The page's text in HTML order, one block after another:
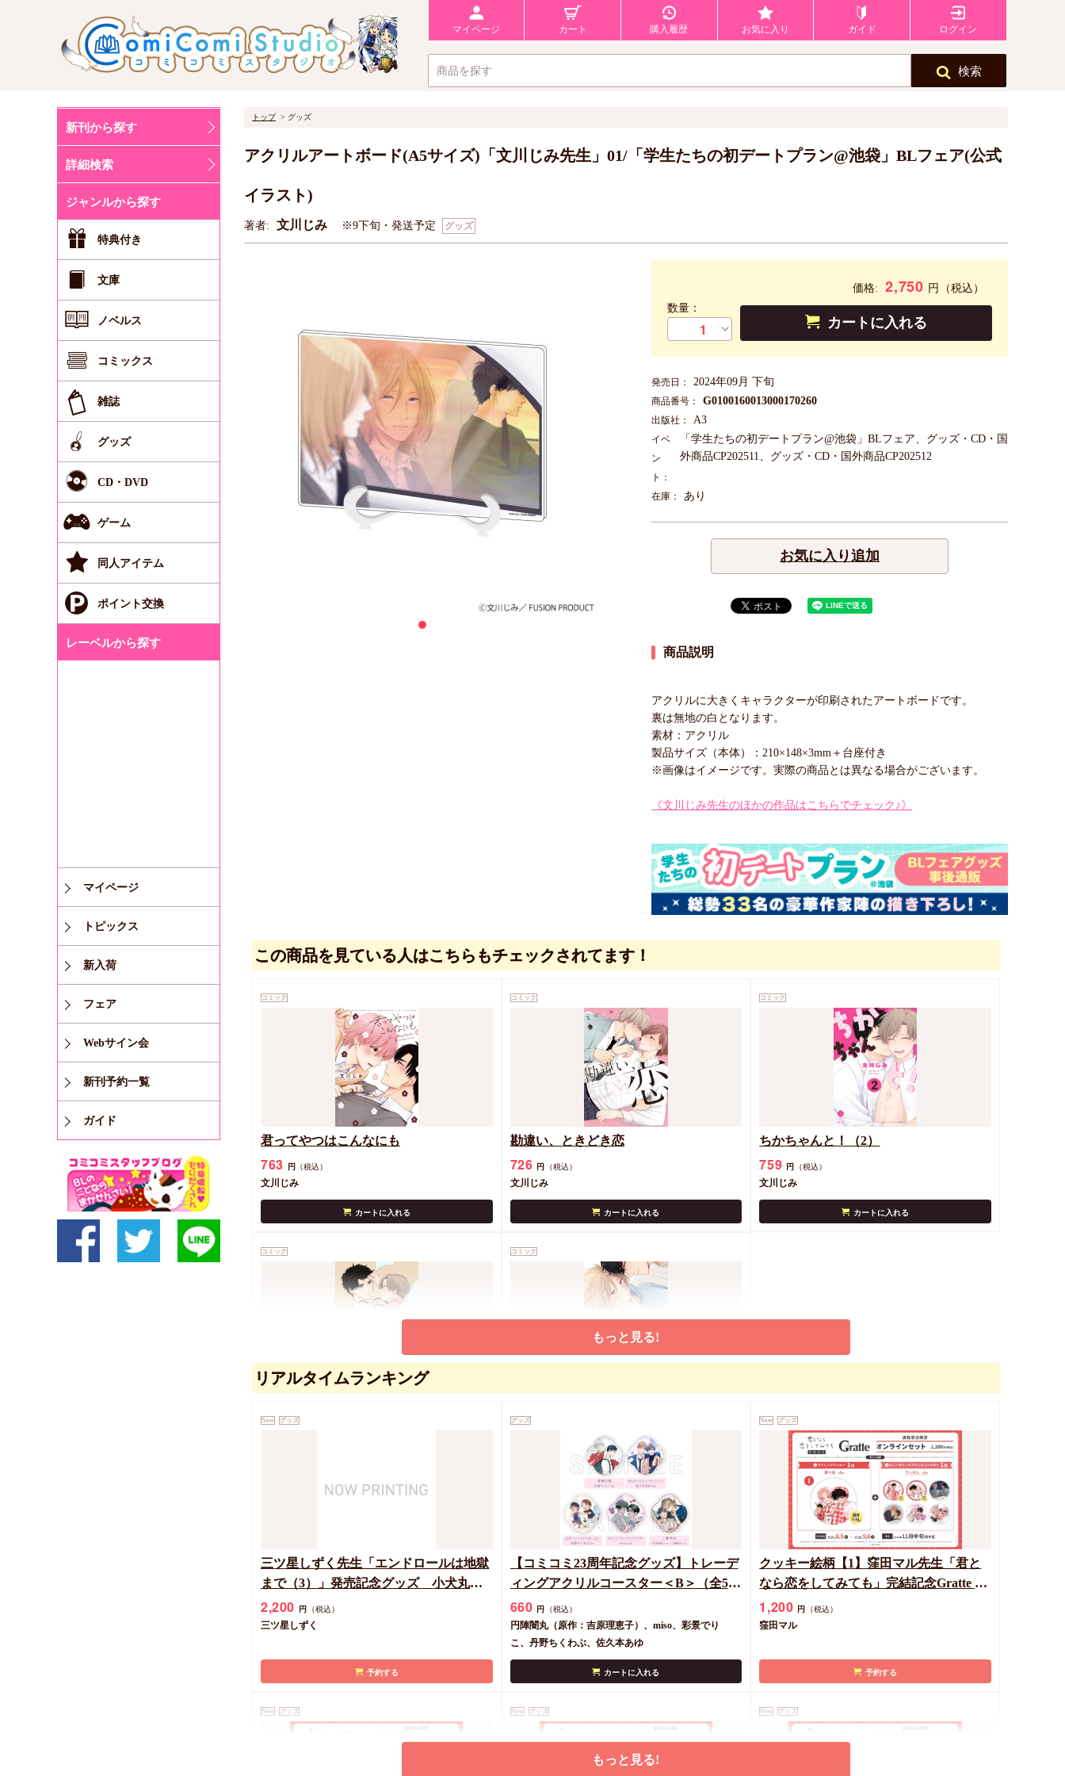
マイページ カート 購入履歴 お気に入り ガイド ログイン
検索
新刊から探す
詳細検索
ジャンルから探す
特典付き
文庫
ノベルス
コミックス
雑誌
グッズ
CD・DVD
ゲーム
同人アイテム
ポイント交換
レーベルから探す
マイページ
トピックス
新入荷
フェア
Webサイン会
新刊予約一覧
ガイド
トップ グッズ
アクリルアートボード(A5サイズ)「文川じみ先生」01/「学生たちの初デートプラン@池袋」BLフェア(公式
イラスト)
著者: 文川じみ ※9下旬・発送予定 グッズ
価格: 2,750 円
（税込）
数量：
カートに入れる
発売日： 2024年09月 下旬
商品番号： G0100160013000170260
出版社： A3
イベ
ン
ト：
「学生たちの初デートプラン@池袋」BLフェア、グッズ・CD・国
外商品CP202511、グッズ・CD・国外商品CP202512
在庫： あり
お気に入り追加
商品説明
アクリルに大きくキャラクターが印刷されたアートボードです。
裏は無地の白となります。
素材：アクリル
製品サイズ（本体）：210×148×3mm＋台座付き
※画像はイメージです。実際の商品とは異なる場合がございます。
《文川じみ先生のほかの作品はこちらでチェック♪》
この商品を見ている人はこちらもチェックされてます！
コミック
君ってやつはこんなにも
763 円 （税込）
文川じみ
カートに入れる
コミック
勘違い、ときどき恋
726 円 （税込）
文川じみ
カートに入れる
コミック
ちかちゃんと！（2）
759 円 （税込）
文川じみ
カートに入れる
コミック
ページをめくるその前に
キャラBIRTHDAY FAIR2026
特典を選ぶ
コミック
不機嫌な君と気まぐれなキス
712
カートに入れる
もっと見る!
リアルタイムランキング
New グッズ
三ツ星しずく先生「エンドロールは地獄
まで（3）」発売記念グッズ 小犬丸嵐
サイン入りA5アクリルボード
2,200 円 （税込）
三ツ星しずく
予約する
グッズ
【コミコミ23周年記念グッズ】トレーデ
ィングアクリルコースター＜B＞（全5
種）
660 円 （税込）
円陣闇丸（原作：吉原理恵子）、miso、彩景でり
こ、丹野ちくわぶ、佐久本あゆ
カートに入れる
New グッズ
クッキー絵柄【1】窪田マル先生「君と
なら恋をしてみても」完結記念Gratte オ
ンラインセット 描き下ろし（有償特典
アクリルコースター付（全6種ランダ
1,200 円 （税込）
窪田マル
予約する
New グッズ New グッズ New グッズ
もっと見る!